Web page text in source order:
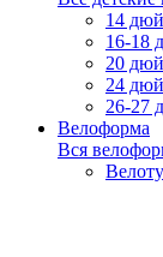
14
16-18
20
24
26-27
Велоформа
Вся